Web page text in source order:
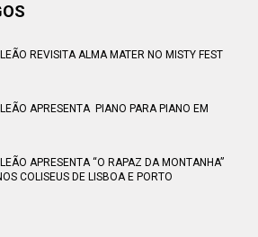
REVISITA ALMA MATER NO MISTY FEST
APRESENTA PIANO PARA PIANO EM
APRESENTA “O RAPAZ DA MONTANHA”
COLISEUS DE LISBOA E PORTO